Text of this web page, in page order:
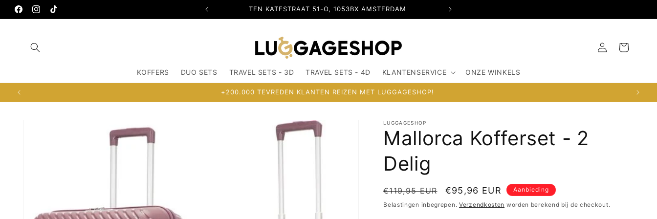
naar de
content
FacebookInstagram
TikTok
OSDORPPLEIN 672, 1068TC AMSTERDAM TEN KATESTRAAT 51-O, 1053BX AMSTERDAM
KOFFERS DUO SETS TRAVEL SETS - 3D TRAVEL SETS - 4D KLANTENSERVICE ONZE WINKELS
Inloggen
Winkelwagen
+200.000 TEVREDEN KLANTEN REIZEN MET LUGGAGESHOP!
LUGGAGESHOP
Mallorca Kofferset - 2
Delig
Normale
prijs
€119,95 EUR Aanbiedingsprijs
€95,96 EUR Aanbieding
Belastingen inbegrepen. Verzendkosten worden berekend bij de checkout.